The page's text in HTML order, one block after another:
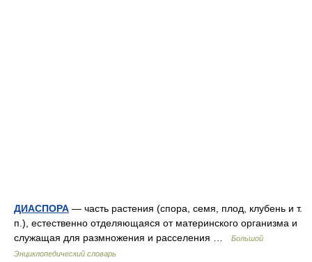
ДИАСПОРА — часть растения (спора, семя, плод, клубень и т.
п.), естественно отделяющаяся от материнского организма и
служащая для размножения и расселения …
Большой
Энциклопедический словарь